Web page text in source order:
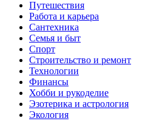
Путешествия
Работа и карьера
Сантехника
Семья и быт
Спорт
Строительство и ремонт
Технологии
Финансы
Хобби и рукоделие
Эзотерика и астрология
Экология